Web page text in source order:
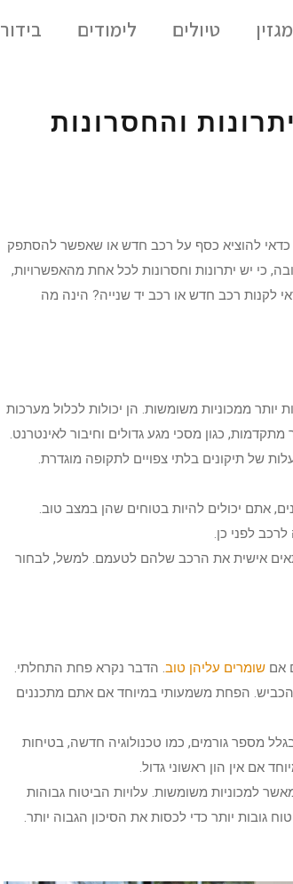
מגזין טיולים לימודים בידור
והחסרונות
כדאי להוציא כסף על רכב חדש או שאפשר להסתפק
כי יש יתרונות וחסרונות לכל אחת מהאפשרויות,
לקנות רכב חדש או רכב יד שנייה? הינה מה
יותר ממכוניות משומשות. הן יכולות לכלול מערכות
כגון מסכי מגע גדולים וחיבור לאינטרנט.
של תיקונים בלתי צפויים לתקופה מוגדרת.
אתם יכולים להיות בטוחים שהן במצב טוב.
לפני כן.
אישית את הרכב שלהם לטעמם. למשל, לבחור
אם שומרים עליהן טוב. הדבר נקרא פחת התחלתי.
שהיא על הכביש. הפחת משמעותי במיוחד אם אתם מתכננים
מספר גורמים, כמו טכנולוגיה חדשה, בטיחות
אם אין הון ראשוני גדול.
למכוניות משומשות. עלויות הביטוח גבוהות
גובות יותר כדי לכסות את הסיכון הגבוה יותר.